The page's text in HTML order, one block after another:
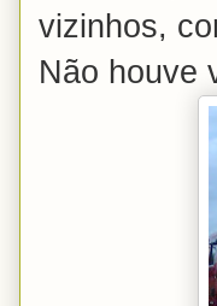
vizinhos,
Não houve